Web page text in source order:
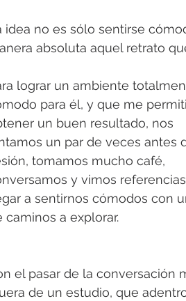
idea no es sólo sentirse
absoluta aquel retrato
lograr un ambiente
para él, y que me
un buen resultado, nos
un par de veces antes
tomamos mucho café,
y vimos
a sentirnos cómodos con
caminos a explorar.
el pasar de la conversación
de un estudio, que